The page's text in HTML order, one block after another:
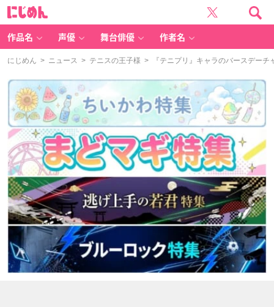
作品名 声優 舞台俳優 作者名
にじめん > ニュース > テニスの王子様 > 『テニプリ』キャラのバースデーチ